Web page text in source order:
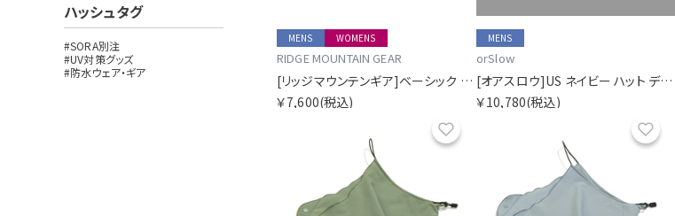
ハッシュタグ
#SORA別注
#UV対策グッズ
#防水ウェア・ギア
MENS WOMENS
RIDGE MOUNTAIN GEAR
[リッジマウンテンギア]ベーシック キャップ バイカラー
￥7,600(税込)
MENS
orSlow
[オアスロウ]US ネイビー ハット デニム ワンウォッシュ
￥10,780(税込)